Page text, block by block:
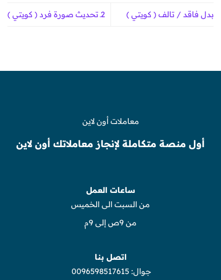
بدل فاقد / تالف ( كويتي ) 2ـ تحديث صورة فرد ( كويتي )
معاملات أون لاين
أول منصة متكاملة لإنجاز معاملاتك أون لاين
ساعات العمل
من السبت الى الخميس
من 9ص إلى 9م
اتصل بنا
جوال: 0096598517615